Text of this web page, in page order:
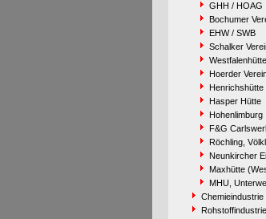
GHH / HOAG
Bochumer
EHW / SWB
Schalker
Westfalenhütte
Hoerder
Henrichshütte
Hasper Hütte
Hohenlimburg
F&G
Röchling,
Neunkircher
Maxhütte
MHU,
Chemieindustrie
Rohstoffindustrie